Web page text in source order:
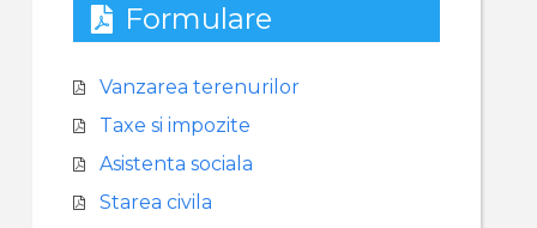
Formulare
Vanzarea terenurilor
Taxe si impozite
Asistenta sociala
Starea civila